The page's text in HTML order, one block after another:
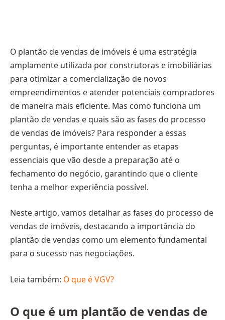
O plantão de vendas de imóveis é uma estratégia
amplamente utilizada por construtoras e imobiliárias
para otimizar a comercialização de novos
empreendimentos e atender potenciais compradores
de maneira mais eficiente. Mas como funciona um
plantão de vendas e quais são as fases do processo
de vendas de imóveis? Para responder a essas
perguntas, é importante entender as etapas
essenciais que vão desde a preparação até o
fechamento do negócio, garantindo que o cliente
tenha a melhor experiência possível.
Neste artigo, vamos detalhar as fases do processo de
vendas de imóveis, destacando a importância do
plantão de vendas como um elemento fundamental
para o sucesso nas negociações.
Leia também: O que é VGV?
O que é um plantão de vendas de